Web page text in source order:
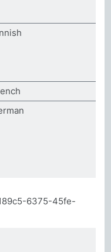
6375-45fe-